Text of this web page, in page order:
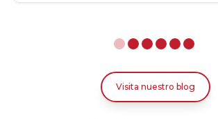
Visita nuestro blog
Rosas Azules
Rosas Bicolor Blancas-Rojas
Rosas Blancas